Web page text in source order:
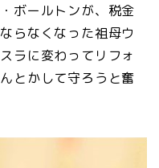
ボールトンが、税金
らなくなった祖母ウ
ラに変わってリフォ
とかして守ろうと奮